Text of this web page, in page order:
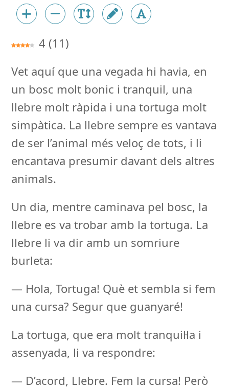
4 (11 )
Vet aquí que una vegada hi havia, en
un bosc molt bonic i tranquil, una
llebre molt ràpida i una tortuga molt
simpàtica. La llebre sempre es vantava
de ser l’animal més veloç de tots, i li
encantava presumir davant dels altres
animals.
Un dia, mentre caminava pel bosc, la
llebre es va trobar amb la tortuga. La
llebre li va dir amb un somriure
burleta:
— Hola, Tortuga! Què et sembla si fem
una cursa? Segur que guanyaré!
La tortuga, que era molt tranquil·la i
assenyada, li va respondre:
— D’acord, Llebre. Fem la cursa! Però